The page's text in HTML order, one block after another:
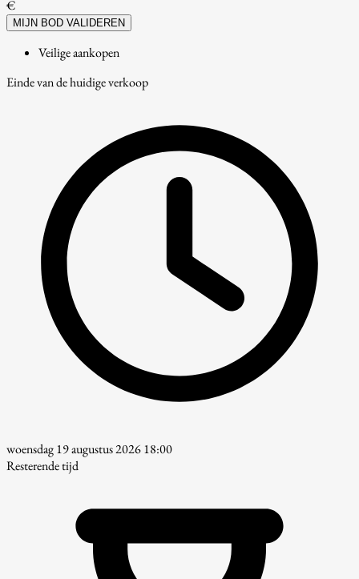
€
MIJN BOD VALIDEREN
Veilige aankopen
Einde van de huidige verkoop
woensdag 19 augustus 2026 18:00
Resterende tijd